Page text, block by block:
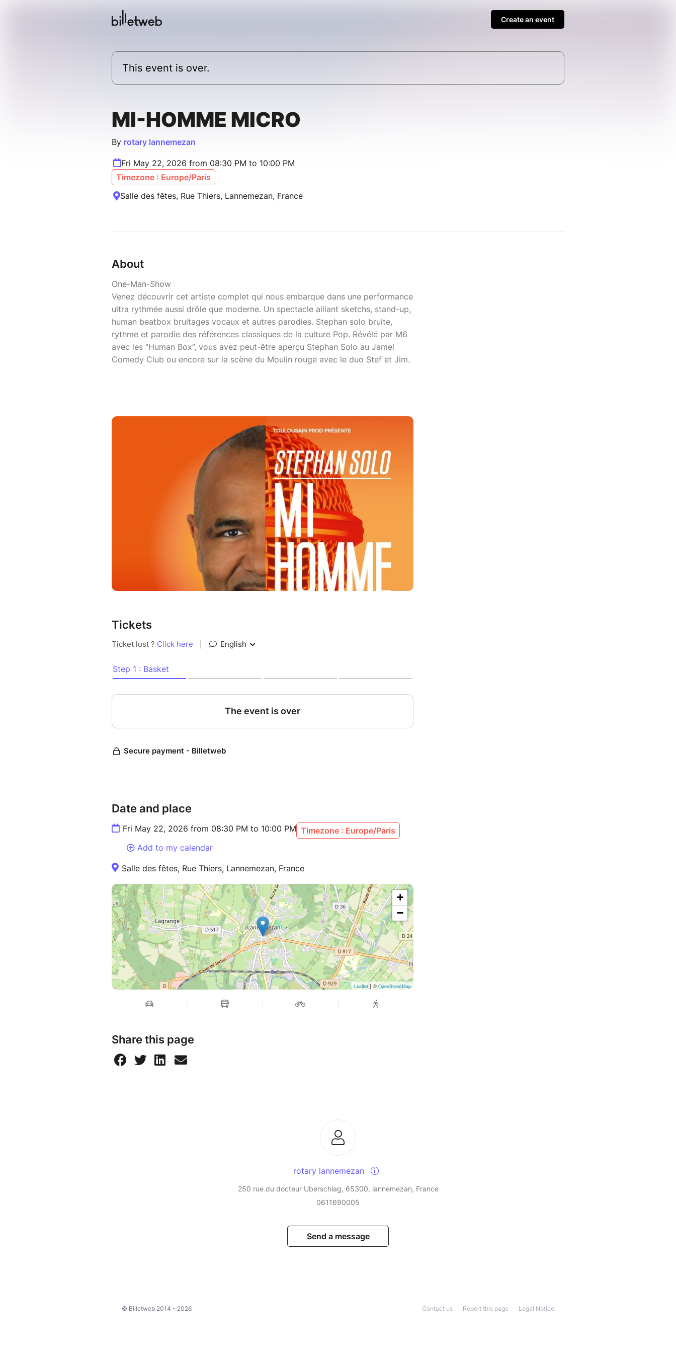
Create an event
This event is over.
MI-HOMME MICRO
By rotary lannemezan
Fri May 22, 2026 from 08:30 PM to 10:00 PM
Timezone : Europe/Paris
Salle des fêtes, Rue Thiers, Lannemezan, France
About
One-Man-Show
Venez découvrir cet artiste complet qui nous embarque dans une performance
ultra rythmée aussi drôle que moderne. Un spectacle alliant sketchs, stand-up,
human beatbox bruitages vocaux et autres parodies. Stephan solo bruite,
rythme et parodie des références classiques de la culture Pop. Révélé par M6
avec les “Human Box”, vous avez peut-être aperçu Stephan Solo au Jamel
Comedy Club ou encore sur la scène du Moulin rouge avec le duo Stef et Jim.
Tickets
Date and place
Fri May 22, 2026 from 08:30 PM to 10:00 PM Timezone : Europe/Paris
Add to my calendar
Salle des fêtes, Rue Thiers, Lannemezan, France
+
−
Leaflet| © OpenStreetMap
Share this page
rotary lannemezan
250 rue du docteur Uberschlag, 65300, lannemezan, France
0611690005
Send a message
© Billetweb 2014 - 2026 Legal Notice
Report this page
Contact us